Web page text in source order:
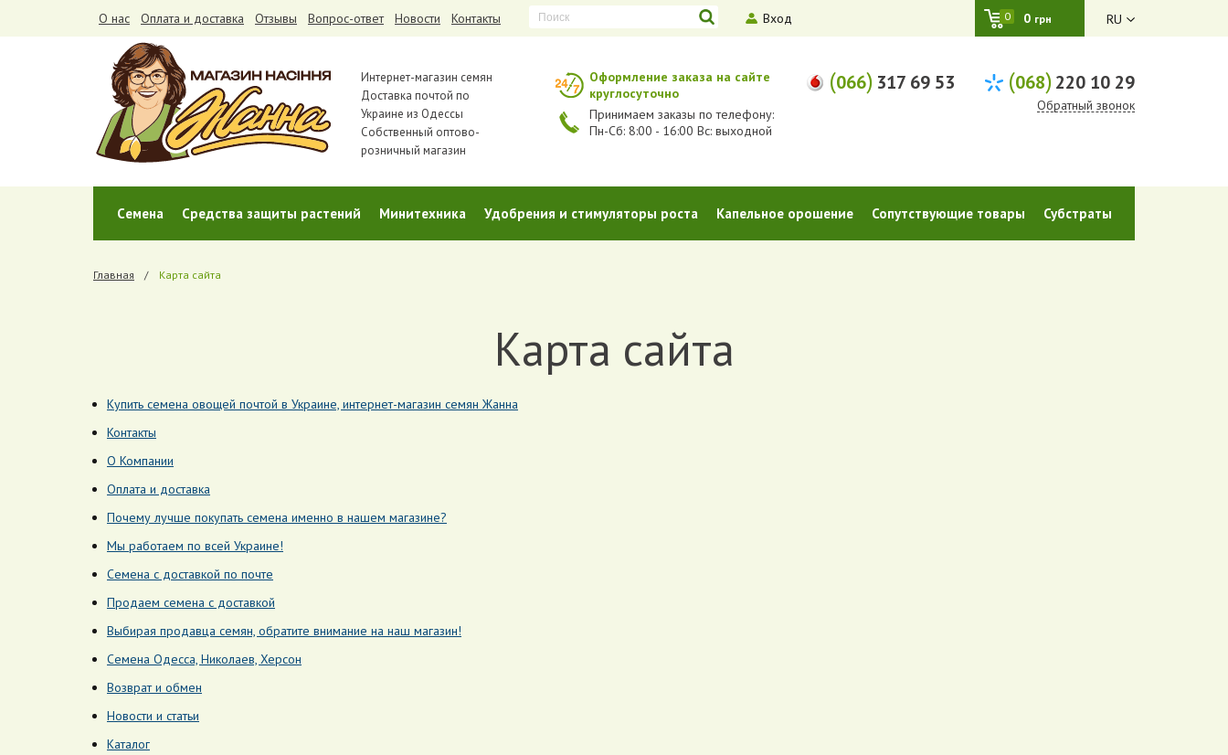
0 0 грн
О нас Оплата и доставка Отзывы Вопрос-ответ Новости Контакты Вход RU
Интернет-магазин семян
Доставка почтой по
Украине из Одессы
Собственный оптово-
розничный магазин
Оформление заказа на сайте
круглосуточно
Принимаем заказы по телефону:
Пн-Сб: 8:00 - 16:00 Вс: выходной
(066) 317 69 53 (068)220 10 29
Обратный звонок
Cемена Средства защиты растений Минитехника Удобрения и стимуляторы роста Капельное орошение Сопутствующие товары Субстраты
Главная Карта сайта
Карта сайта
Купить семена овощей почтой в Украине, интернет-магазин семян Жанна
Контакты
О Компании
Оплата и доставка
Почему лучше покупать семена именно в нашем магазине?
Мы работаем по всей Украине!
Семена с доставкой по почте
Продаем семена с доставкой
Выбирая продавца семян, обратите внимание на наш магазин!
Семена Одесса, Николаев, Херcон
Возврат и обмен
Новости и статьи
Каталог